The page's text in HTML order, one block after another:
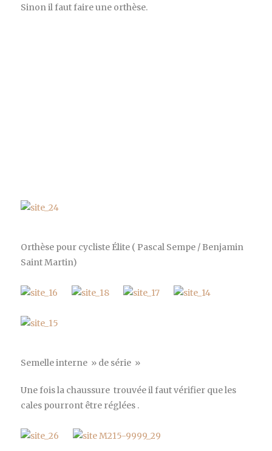
Sinon il faut faire une orthèse.
Orthèse pour cycliste Élite ( Pascal Sempe / Benjamin
Saint Martin)
Semelle interne » de série »
Une fois la chaussure trouvée il faut vérifier que les
cales pourront être réglées .